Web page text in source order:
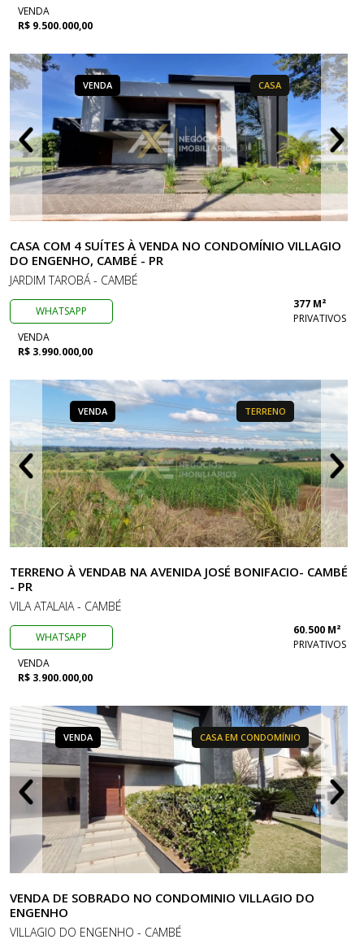
VENDA
R$ 9.500.000,00
VENDA CASA
CASA COM 4 SUÍTES À VENDA NO CONDOMÍNIO VILLAGIO
DO ENGENHO, CAMBÉ - PR
JARDIM TAROBÁ - CAMBÉ
WHATSAPP
377 M²
PRIVATIVOS
VENDA
R$ 3.990.000,00
VENDA TERRENO
TERRENO À VENDAB NA AVENIDA JOSÉ BONIFACIO- CAMBÉ
- PR
VILA ATALAIA - CAMBÉ
WHATSAPP
60.500 M²
PRIVATIVOS
VENDA
R$ 3.900.000,00
VENDA CASA EM CONDOMÍNIO
VENDA DE SOBRADO NO CONDOMINIO VILLAGIO DO
ENGENHO
VILLAGIO DO ENGENHO - CAMBÉ